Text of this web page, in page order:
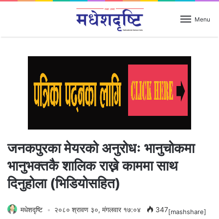
Menu
जनकपुरका मेयरको अनुरोधः भानुचोकमा
भानुभक्तकै शालिक राख्ने काममा साथ
दिनुहोला (भिडियोसहित)
मधेशदृष्टि २०८० श्रावण ३०, मंगलवार १७:०४ 347[mashshare]